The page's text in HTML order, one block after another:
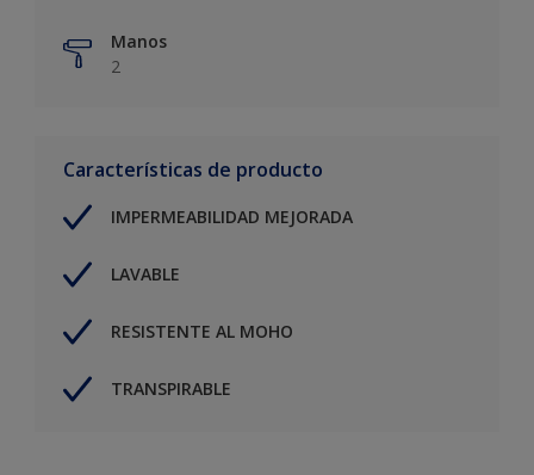
Manos
2
Características de producto
IMPERMEABILIDAD MEJORADA
LAVABLE
RESISTENTE AL MOHO
TRANSPIRABLE